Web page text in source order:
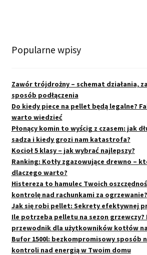
Popularne wpisy
Zawór trójdrożny – schemat działania,
sposób podłączenia
Do kiedy piece na pellet będą legalne?
warto wiedzieć
Płonący komin to wyścig z czasem: jak
sadza i kiedy grozi nam katastrofa?
Kocioł 5 klasy – jak wybrać najlepszy?
Ranking: Kotły zgazowujące drewno –
dlaczego warto?
Histereza to hamulec Twoich
kontrolę nad rachunkami za ogrzewanie?
Jak się robi pellet: Sekrety efektywnej
Ile potrzeba pelletu na sezon grzewczy?
przewodnik dla użytkowników kotłów
Bufor 1500l: bezkompromisowy sposób
kontroli nad energią w Twoim domu